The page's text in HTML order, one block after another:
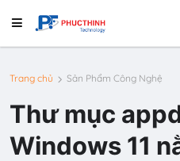
Trang chủ Sản Phẩm Công Nghệ
Thư mục
Windows 11